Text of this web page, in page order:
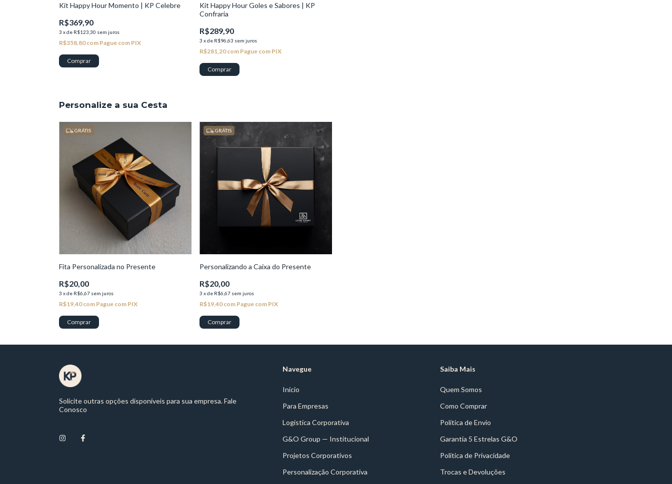
Kit Happy Hour Momento | KP Celebre
R$369,90
3 xde R$123,30 sem juros
R$358,80com Pague com PIX
Kit Happy Hour Goles e Sabores | KP
Confraria
R$289,90
3 xde R$96,63 sem juros
R$281,20com Pague com PIX
Personalize a sua Cesta
GRÁTIS
Fita Personalizada no Presente
R$20,00
3 xde R$6,67 sem juros
R$19,40com Pague com PIX
Comprar
GRÁTIS
Personalizando a Caixa do Presente
R$20,00
3 xde R$6,67 sem juros
R$19,40com Pague com PIX
Comprar
Solicite outras opções disponíveis para sua empresa. Fale
Conosco
Navegue
Início
Para Empresas
Logística Corporativa
G&O Group — Institucional
Projetos Corporativos
Personalização Corporativa
Saiba Mais
Quem Somos
Como Comprar
Política de Envio
Garantia 5 Estrelas G&O
Política de Privacidade
Trocas e Devoluções